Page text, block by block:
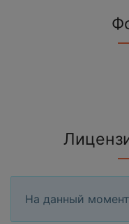
На данный